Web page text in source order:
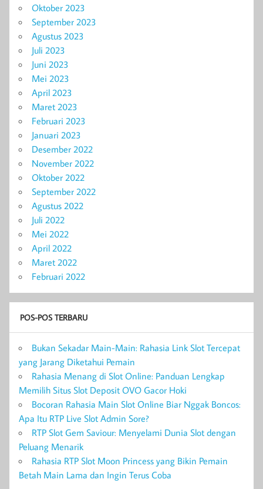
Oktober 2023
September 2023
Agustus 2023
Juli 2023
Juni 2023
Mei 2023
April 2023
Maret 2023
Februari 2023
Januari 2023
Desember 2022
November 2022
Oktober 2022
September 2022
Agustus 2022
Juli 2022
Mei 2022
April 2022
Maret 2022
Februari 2022
POS-POS TERBARU
Bukan Sekadar Main-Main: Rahasia Link Slot Tercepat
yang Jarang Diketahui Pemain
Rahasia Menang di Slot Online: Panduan Lengkap
Memilih Situs Slot Deposit OVO Gacor Hoki
Bocoran Rahasia Main Slot Online Biar Nggak Boncos:
Apa Itu RTP Live Slot Admin Sore?
RTP Slot Gem Saviour: Menyelami Dunia Slot dengan
Peluang Menarik
Rahasia RTP Slot Moon Princess yang Bikin Pemain
Betah Main Lama dan Ingin Terus Coba